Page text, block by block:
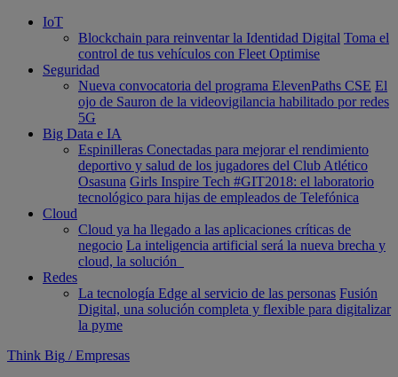
IoT
Blockchain para reinventar la Identidad Digital Toma el
control de tus vehículos con Fleet Optimise
Seguridad
Nueva convocatoria del programa ElevenPaths CSE El
ojo de Sauron de la videovigilancia habilitado por redes
5G
Big Data e IA
Espinilleras Conectadas para mejorar el rendimiento
deportivo y salud de los jugadores del Club Atlético
Osasuna Girls Inspire Tech #GIT2018: el laboratorio
tecnológico para hijas de empleados de Telefónica
Cloud
Cloud ya ha llegado a las aplicaciones críticas de
negocio La inteligencia artificial será la nueva brecha y
cloud, la solución
Redes
La tecnología Edge al servicio de las personas Fusión
Digital, una solución completa y flexible para digitalizar
la pyme
Think Big / Empresas